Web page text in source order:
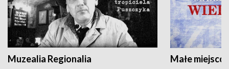
Muzealia Regionalia Małe